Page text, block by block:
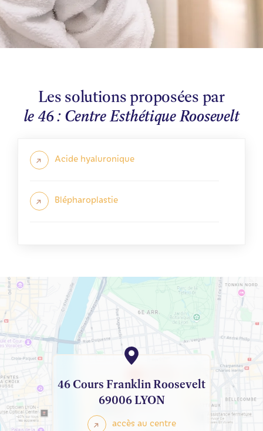
Les solutions proposées par
le 46 : Centre Esthétique Roosevelt
Acide hyaluronique
Blépharoplastie
46 Cours Franklin Roosevelt
69006 LYON
accès au centre